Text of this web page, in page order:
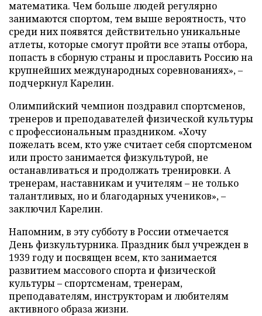
математика. Чем больше людей регулярно
занимаются спортом, тем выше вероятность, что
среди них появятся действительно уникальные
атлеты, которые смогут пройти все этапы отбора,
попасть в сборную страны и прославить Россию на
крупнейших международных соревнованиях», –
подчеркнул Карелин.
Олимпийский чемпион поздравил спортсменов,
тренеров и преподавателей физической культуры
с профессиональным праздником. «Хочу
пожелать всем, кто уже считает себя спортсменом
или просто занимается физкультурой, не
останавливаться и продолжать тренировки. А
тренерам, наставникам и учителям – не только
талантливых, но и благодарных учеников», –
заключил Карелин.
Напомним, в эту субботу в России отмечается
День физкультурника. Праздник был учрежден в
1939 году и посвящен всем, кто занимается
развитием массового спорта и физической
культуры – спортсменам, тренерам,
преподавателям, инструкторам и любителям
активного образа жизни.